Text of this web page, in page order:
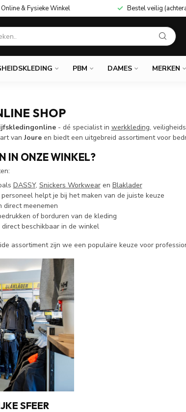
Online & Fysieke Winkel Bestel veilig
PBM DAMES MERKEN
SHOP
- dé specialist in werkkleding,
vanJoureen biedt een uitgebreid assortiment voor
IN ONZE WINKEL?
DASSY, Snickers Workwearen Blaklader
helpt je bij het maken van de juiste keuze
direct meenemen
of borduren van de kleding
beschikbaar in de winkel
assortiment zijn we een populaire keuze voor
SFEER